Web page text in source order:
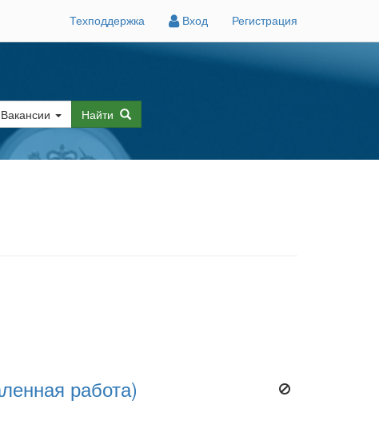
Техподдержка Вход Регистрация
Вакансии Найти
работа)